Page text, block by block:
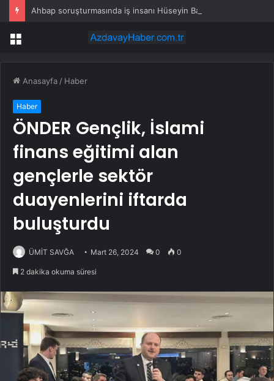
Menü
Anasayfa / Haber
Haber
ÖNDER Gençlik, İslami
finans eğitimi alan
gençlerle sektör
duayenlerini iftarda
buluşturdu
ÜMİT SAVĞA Mart 26, 2024 0 0
2 dakika okuma süresi